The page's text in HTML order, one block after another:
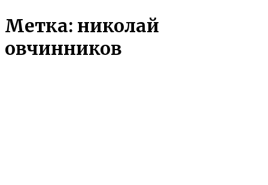
Метка: николай
овчинников